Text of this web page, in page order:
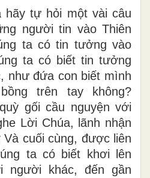
hãy tự hỏi một vài câu
người tin vào Thiên
ta có tin tưởng vào
ta có biết tin tưởng
như đứa con biết mình
trên tay không?
gối cầu nguyện với
Lời Chúa, lãnh nhận
cuối cùng, được liên
ta có biết khơi lên
người khác, đến gần